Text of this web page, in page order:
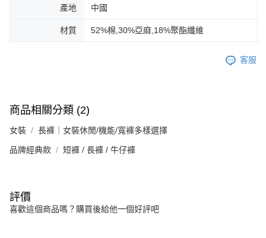
產地 中國
材質 52%棉,30%亞麻,18%聚酯纖維
客服
商品相關分類 (2)
女裝 長褲｜女裝休閒/機能/寬褲多樣選擇
品牌經典款 短褲 / 長褲 / 牛仔褲
評價
喜歡這個商品嗎？購買後給他一個好評吧